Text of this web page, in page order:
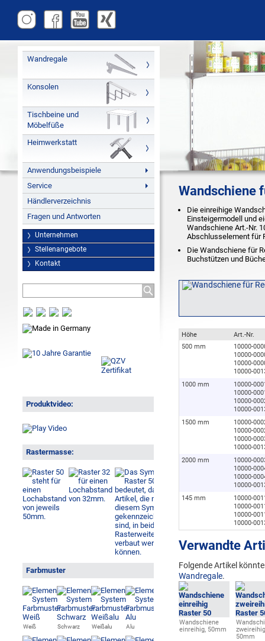
Wandregale
Konsolen
Tischbeine und
Möbelfüße
Heimwerkstatt
Anwendungsbeispiele
Service
Händlerverzeichnis
Fragen und Antworten
Unternehmen
Stellenangebote
Kontakt
Produktvideo:
Rastermasse:
Farbmuster
Weiß Schwarz Weißalu Alu
Wandschiene
Die einreihige
Einsteigermodell und
Wandschiene Art.-Nr.
Abschlusselement für
Die Wandschiene für
Buchstützen und
Höhe
Art.-Nr.
500 mm
10000-
10000-
10000-
10000-
1000 mm
10000-
10000-
10000-
10000-
1500 mm
10000-
10000-
10000-
10000-
2000 mm
10000-
10000-
10000-
10000-
145 mm
10000-
10000-
10000-
10000-
Verwandte
Folgende Artikel
Wandregale.
Wandschiene
einreihig, 50mm
50mm